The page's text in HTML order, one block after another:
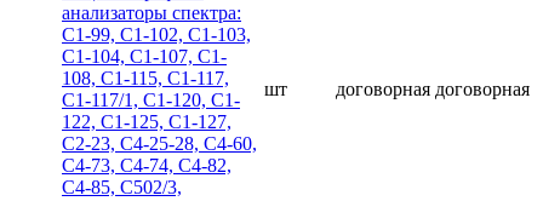
анализаторы спектра:
С1-99, С1-102, С1-103,
С1-104, С1-107, С1-
108, С1-115, С1-117,
С1-117/1, С1-120, С1-
122, С1-125, С1-127,
С2-23, С4-25-28, С4-60,
С4-73, С4-74, С4-82,
С4-85, С502/3,
шт договорная договорная